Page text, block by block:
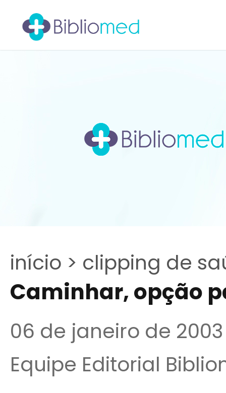
início > clipping de
Caminhar, opção
06 de janeiro de 2003
Equipe Editorial